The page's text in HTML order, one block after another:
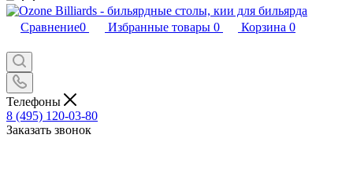
Сравнение0 Избранные товары 0 Корзина 0
Телефоны
8 (495) 120-03-80
Заказать звонок